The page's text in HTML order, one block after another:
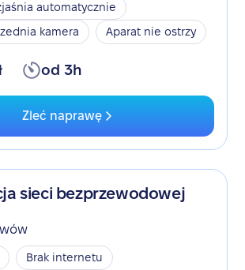
automatycznie
kamera
Aparat nie ostrzy
od 3h
Zleć naprawę
sieci bezprzewodowej
Brak internetu